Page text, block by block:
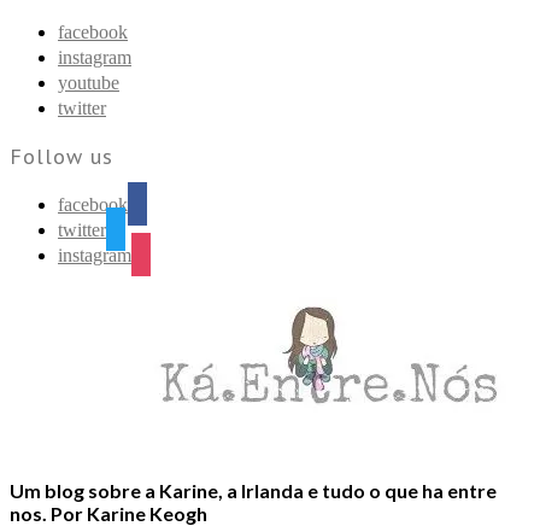
facebook
instagram
youtube
twitter
Follow us
facebook
twitter
instagram
Um blog sobre a Karine, a Irlanda e tudo o que ha entre
nos. Por Karine Keogh